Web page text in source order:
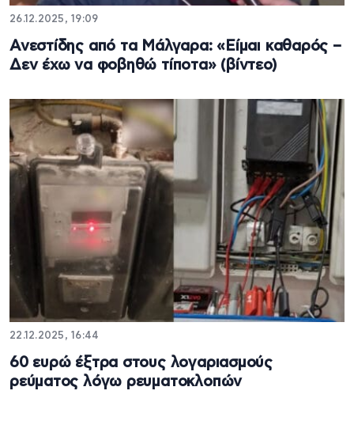
26.12.2025, 19:09
Ανεστίδης από τα Μάλγαρα: «Είμαι καθαρός –
Δεν έχω να φοβηθώ τίποτα» (βίντεο)
22.12.2025, 16:44
60 ευρώ έξτρα στους λογαριασμούς
ρεύματος λόγω ρευματοκλοπών